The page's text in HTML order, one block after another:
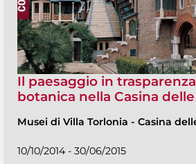
Il paesaggio in
botanica nella Casina
Musei di Villa Torlonia - Casina
10/10/2014 - 30/06/2015